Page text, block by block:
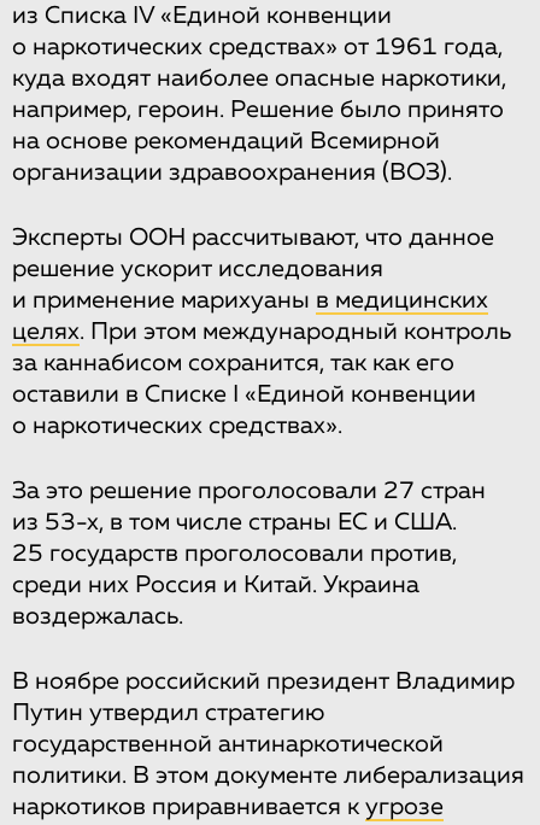
из Списка IV «Единой конвенции
о наркотических средствах» от 1961 года,
куда входят наиболее опасные наркотики,
например, героин. Решение было принято
на основе рекомендаций Всемирной
организации здравоохранения (ВОЗ).
Эксперты ООН рассчитывают, что данное
решение ускорит исследования
и применение марихуаны в медицинских
целях. При этом международный контроль
за каннабисом сохранится, так как его
оставили в Списке I «Единой конвенции
о наркотических средствах».
За это решение проголосовали 27 стран
из 53-х, в том числе страны ЕС и США.
25 государств проголосовали против,
среди них Россия и Китай. Украина
воздержалась.
В ноябре российский президент Владимир
Путин утвердил стратегию
государственной антинаркотической
политики. В этом документе либерализация
наркотиков приравнивается к угрозе